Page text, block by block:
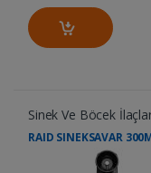
Sinek Ve Böcek
RAID SINEKSAVAR